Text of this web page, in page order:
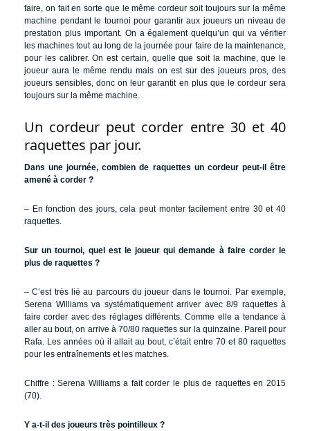
faire, on fait en sorte que le même cordeur soit toujours sur la même
machine pendant le tournoi pour garantir aux joueurs un niveau de
prestation plus important. On a également quelqu’un qui va vérifier
les machines tout au long de la journée pour faire de la maintenance,
pour les calibrer. On est certain, quelle que soit la machine, que le
joueur aura le même rendu mais on est sur des joueurs pros, des
joueurs sensibles, donc on leur garantit en plus que le cordeur sera
toujours sur la même machine.
Un cordeur peut corder entre 30 et 40
raquettes par jour.
Dans une journée, combien de raquettes un cordeur peut-il être
amené à corder ?
– En fonction des jours, cela peut monter facilement entre 30 et 40
raquettes.
Sur un tournoi, quel est le joueur qui demande à faire corder le
plus de raquettes ?
– C’est très lié au parcours du joueur dans le tournoi. Par exemple,
Serena Williams va systématiquement arriver avec 8/9 raquettes à
faire corder avec des réglages différents. Comme elle a tendance à
aller au bout, on arrive à 70/80 raquettes sur la quinzaine. Pareil pour
Rafa. Les années où il allait au bout, c’était entre 70 et 80 raquettes
pour les entraînements et les matches.
Chiffre : Serena Williams a fait corder le plus de raquettes en 2015
(70).
Y a-t-il des joueurs très pointilleux ?